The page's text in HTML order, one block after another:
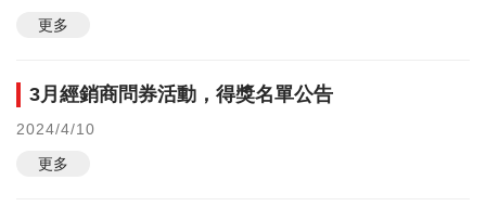
更多
3月經銷商問券活動，得獎名單公告
2024/4/10
更多